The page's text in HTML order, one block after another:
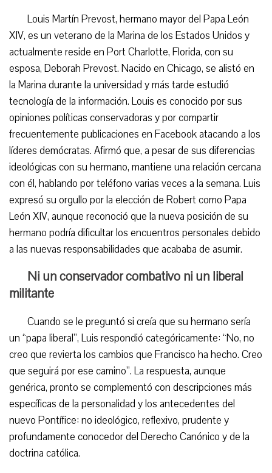
Louis Martín Prevost, hermano mayor del Papa León
XIV, es un veterano de la Marina de los Estados Unidos y
actualmente reside en Port Charlotte, Florida, con su
esposa, Deborah Prevost. Nacido en Chicago, se alistó en
la Marina durante la universidad y más tarde estudió
tecnología de la información. Louis es conocido por sus
opiniones políticas conservadoras y por compartir
frecuentemente publicaciones en Facebook atacando a los
líderes demócratas. Afirmó que, a pesar de sus diferencias
ideológicas con su hermano, mantiene una relación cercana
con él, hablando por teléfono varias veces a la semana. Luis
expresó su orgullo por la elección de Robert como Papa
León XIV, aunque reconoció que la nueva posición de su
hermano podría dificultar los encuentros personales debido
a las nuevas responsabilidades que acababa de asumir.
Ni un conservador combativo ni un liberal
militante
Cuando se le preguntó si creía que su hermano sería
un “papa liberal”, Luis respondió categóricamente: “No, no
creo que revierta los cambios que Francisco ha hecho. Creo
que seguirá por ese camino”. La respuesta, aunque
genérica, pronto se complementó con descripciones más
específicas de la personalidad y los antecedentes del
nuevo Pontífice: no ideológico, reflexivo, prudente y
profundamente conocedor del Derecho Canónico y de la
doctrina católica.